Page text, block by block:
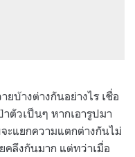
บ้างต่างกันอย่างไร เชื่อ
ตัวเป็นๆ หากเอารูปมา
ะแยกความแตกต่างกันไม่
คลึงกันมาก แต่ทว่าเมื่อ